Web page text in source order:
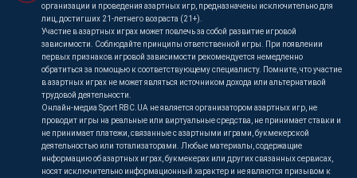
организации и проведения азартных игр, предназначены исключительно для
лиц, достигших 21-летнего возраста (21+).
Участие в азартных играх может повлечь за собой развитие игровой
зависимости. Соблюдайте принципы ответственной игры. При появлении
первых признаков игровой зависимости рекомендуется немедленно
обратиться за помощью к соответствующему специалисту. Помните, что участие
в азартных играх не может являться источником дохода или альтернативой
трудовой деятельности.
Онлайн-медиа Sport RBC.UA не является организатором азартных игр, не
проводит игры на реальные или виртуальные средства, не принимает ставки и
не принимает платежи, связанные с азартными играми, букмекерской
деятельностью или тотализаторами. Любые материалы, содержащие
информацию об азартных играх, букмекерах или других связанных сервисах,
носят исключительно информационный характер и не являются призывом к